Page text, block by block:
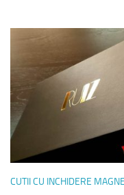
CUTII CU INCHIDERE